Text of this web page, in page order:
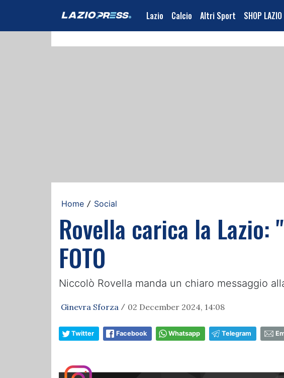
Lazio Calcio Altri Sport SHOP LAZIO
Home / Social
Rovella carica la
FOTO
Niccolò Rovella manda un chiaro messaggio
Ginevra Sforza / 02 December 2024, 14:08
Twitter Facebook Whatsapp Telegram